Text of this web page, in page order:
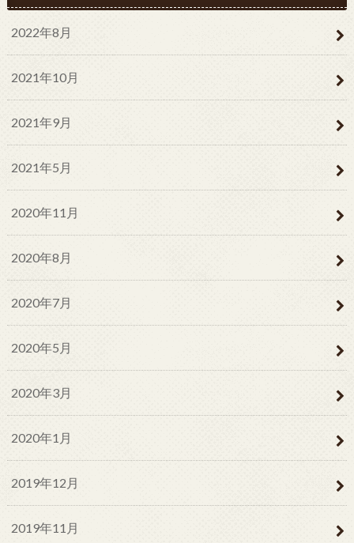
2022年8月
2021年10月
2021年9月
2021年5月
2020年11月
2020年8月
2020年7月
2020年5月
2020年3月
2020年1月
2019年12月
2019年11月